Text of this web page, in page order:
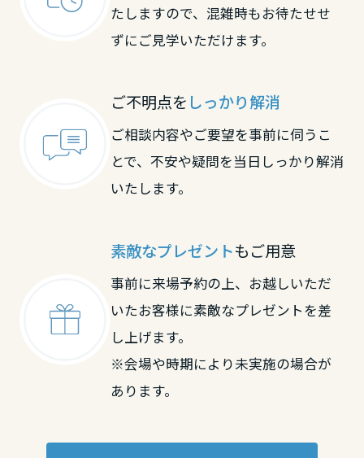
たしますので、混雑時もお待たせせ
ずにご見学いただけます。
ご不明点を しっかり解消
ご相談内容やご要望を事前に伺うこ
とで、不安や疑問を当日しっかり解消
いたします。
素敵なプレゼントもご用意
事前に来場予約の上、お越しいただ
いたお客様に素敵なプレゼントを差
し上げます。
※会場や時期により未実施の場合が
あります。